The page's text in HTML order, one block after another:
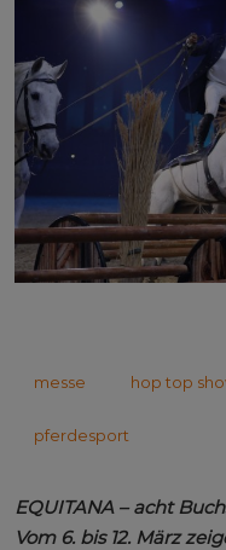
messe hop top
pferdesport
EQUITANA – acht
Vom 6. bis 12. März